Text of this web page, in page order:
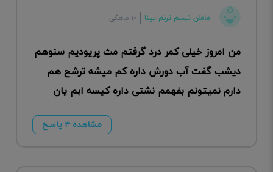
مامان تبسم ترنم تینا ۱۰ ماهگی
من امروز خیلی کمر درد گرفتم مث پریودیم سنوهم
دیشب گفت آب دورش داره کم میشه ترشح هم
دارم نمیتونم بفهمم نشتی داره کیسه ابم یان
مشاهده ۴ پاسخ